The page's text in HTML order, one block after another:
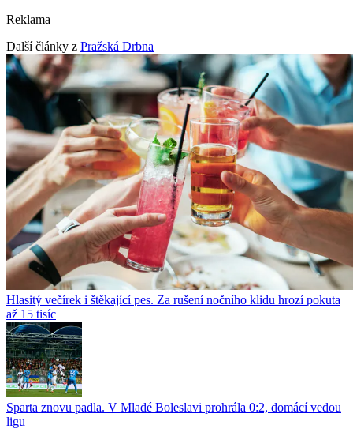
Reklama
Další články z Pražská Drbna
Hlasitý večírek i štěkající pes. Za rušení nočního klidu hrozí pokuta
až 15 tisíc
Sparta znovu padla. V Mladé Boleslavi prohrála 0:2, domácí vedou
ligu